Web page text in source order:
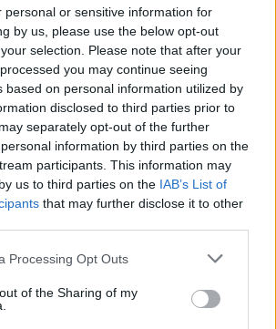
personal or sensitive information for
by us, please use the below opt-out
selection. Please note that after your
you may continue seeing
based on personal information utilized by
disclosed to third parties prior to
separately opt-out of the further
information by third parties on the
participants. This information may
us to third parties on the IAB’s List of
that may further disclose it to other
Processing Opt Outs
of the Sharing of my
kötött a
és a Ford Motor Company